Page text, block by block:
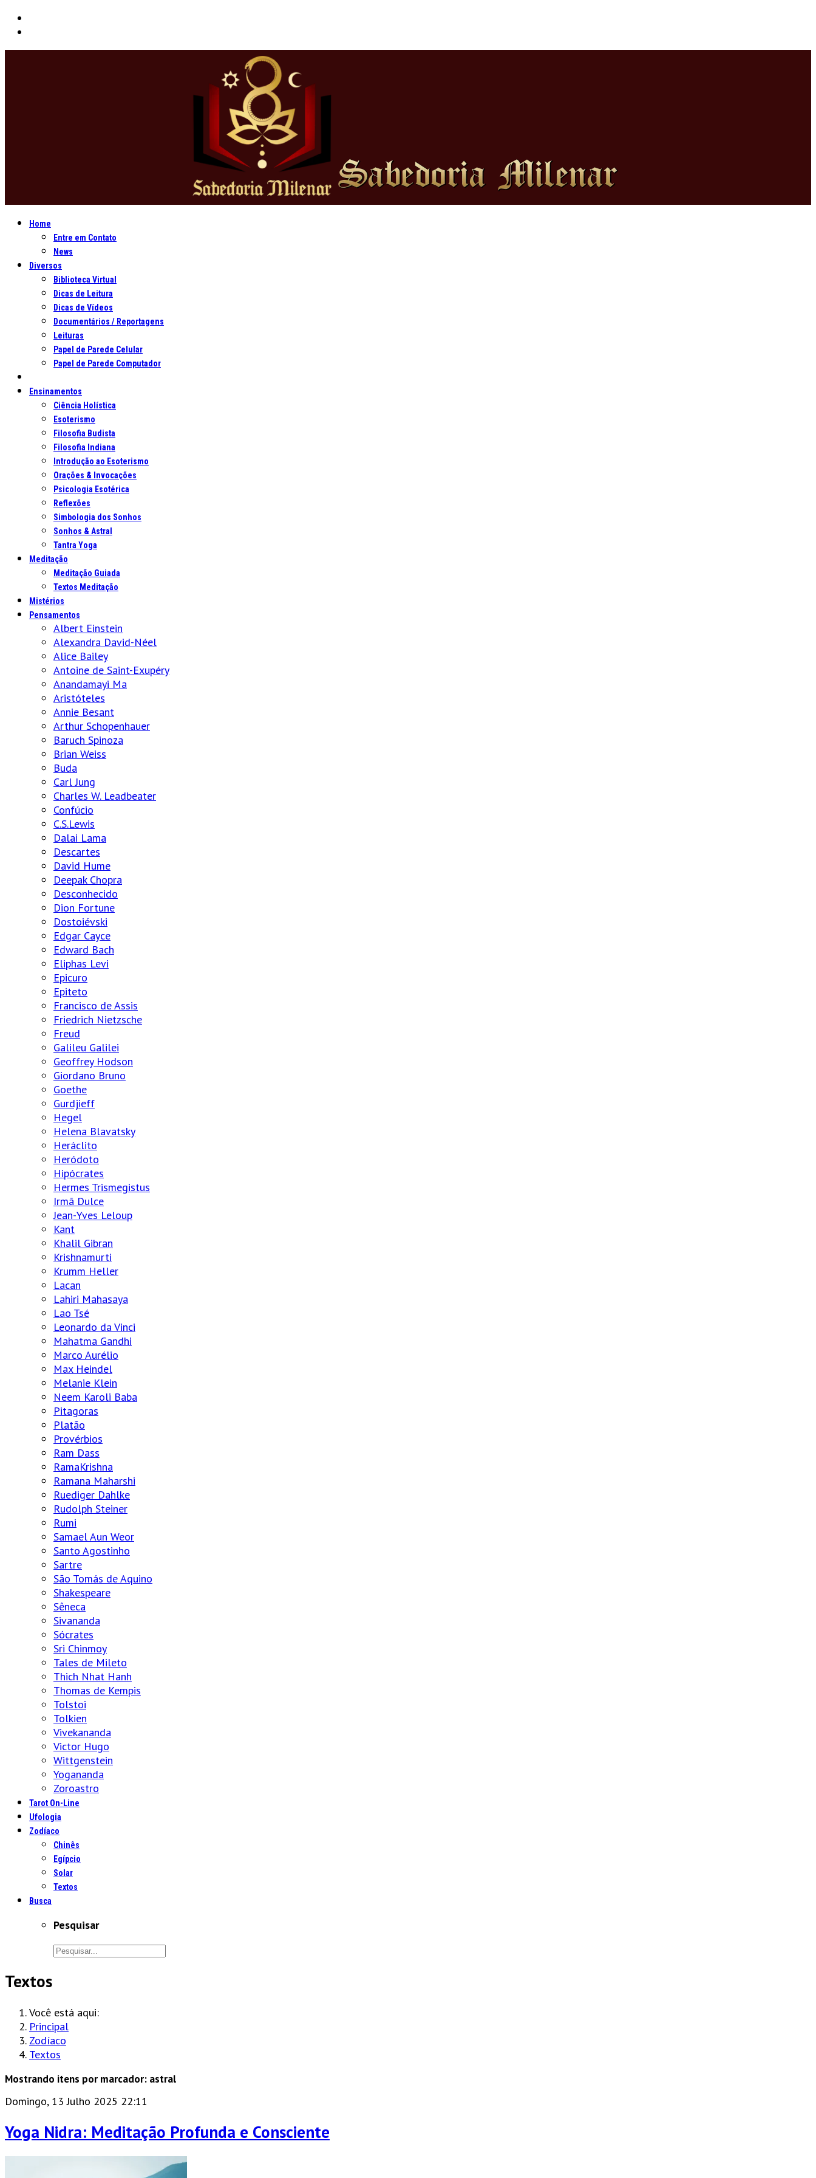
Home
Entre em Contato
News
Diversos
Biblioteca Virtual
Dicas de Leitura
Dicas de Vídeos
Documentários / Reportagens
Leituras
Papel de Parede Celular
Papel de Parede Computador
Ensinamentos
Ciência Holística
Esoterismo
Filosofia Budista
Filosofia Indiana
Introdução ao Esoterismo
Orações & Invocações
Psicologia Esotérica
Reflexões
Simbologia dos Sonhos
Sonhos & Astral
Tantra Yoga
Meditação
Meditação Guiada
Textos Meditação
Mistérios
Pensamentos
Albert Einstein
Alexandra David-Néel
Alice Bailey
Antoine de Saint-Exupéry
Anandamayi Ma
Aristóteles
Annie Besant
Arthur Schopenhauer
Baruch Spinoza
Brian Weiss
Buda
Carl Jung
Charles W. Leadbeater
Confúcio
C.S.Lewis
Dalai Lama
Descartes
David Hume
Deepak Chopra
Desconhecido
Dion Fortune
Dostoiévski
Edgar Cayce
Edward Bach
Eliphas Levi
Epicuro
Epiteto
Francisco de Assis
Friedrich Nietzsche
Freud
Galileu Galilei
Geoffrey Hodson
Giordano Bruno
Goethe
Gurdjieff
Hegel
Helena Blavatsky
Heráclito
Heródoto
Hipócrates
Hermes Trismegistus
Irmã Dulce
Jean-Yves Leloup
Kant
Khalil Gibran
Krishnamurti
Krumm Heller
Lacan
Lahiri Mahasaya
Lao Tsé
Leonardo da Vinci
Mahatma Gandhi
Marco Aurélio
Max Heindel
Melanie Klein
Neem Karoli Baba
Pitagoras
Platão
Provérbios
Ram Dass
RamaKrishna
Ramana Maharshi
Ruediger Dahlke
Rudolph Steiner
Rumi
Samael Aun Weor
Santo Agostinho
Sartre
São Tomás de Aquino
Shakespeare
Sêneca
Sivananda
Sócrates
Sri Chinmoy
Tales de Mileto
Thich Nhat Hanh
Thomas de Kempis
Tolstoi
Tolkien
Vivekananda
Victor Hugo
Wittgenstein
Yogananda
Zoroastro
Tarot On-Line
Ufologia
Zodíaco
Chinês
Egípcio
Solar
Textos
Busca
Pesquisar
Textos
Você está aqui:
Principal
Zodíaco
Textos
Mostrando itens por marcador: astral
Domingo, 13 Julho 2025 22:11
Yoga Nidra: Meditação Profunda e Consciente